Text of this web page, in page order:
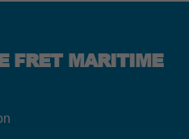
FRET MARITIME